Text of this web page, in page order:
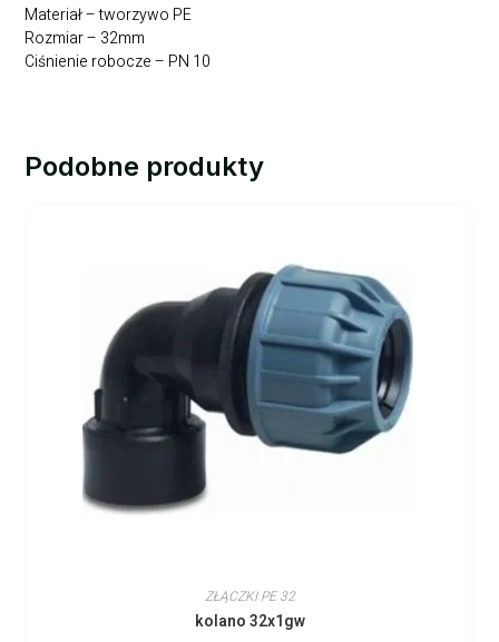
Materiał – tworzywo PE
Rozmiar – 32mm
Ciśnienie robocze – PN 10
Podobne produkty
ZŁĄCZKI PE 32
kolano 32x1gw